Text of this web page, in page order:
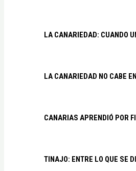
LA CANARIEDAD: CUANDO
LA CANARIEDAD NO CABE
CANARIAS APRENDIÓ POR
TINAJO: ENTRE LO QUE SE